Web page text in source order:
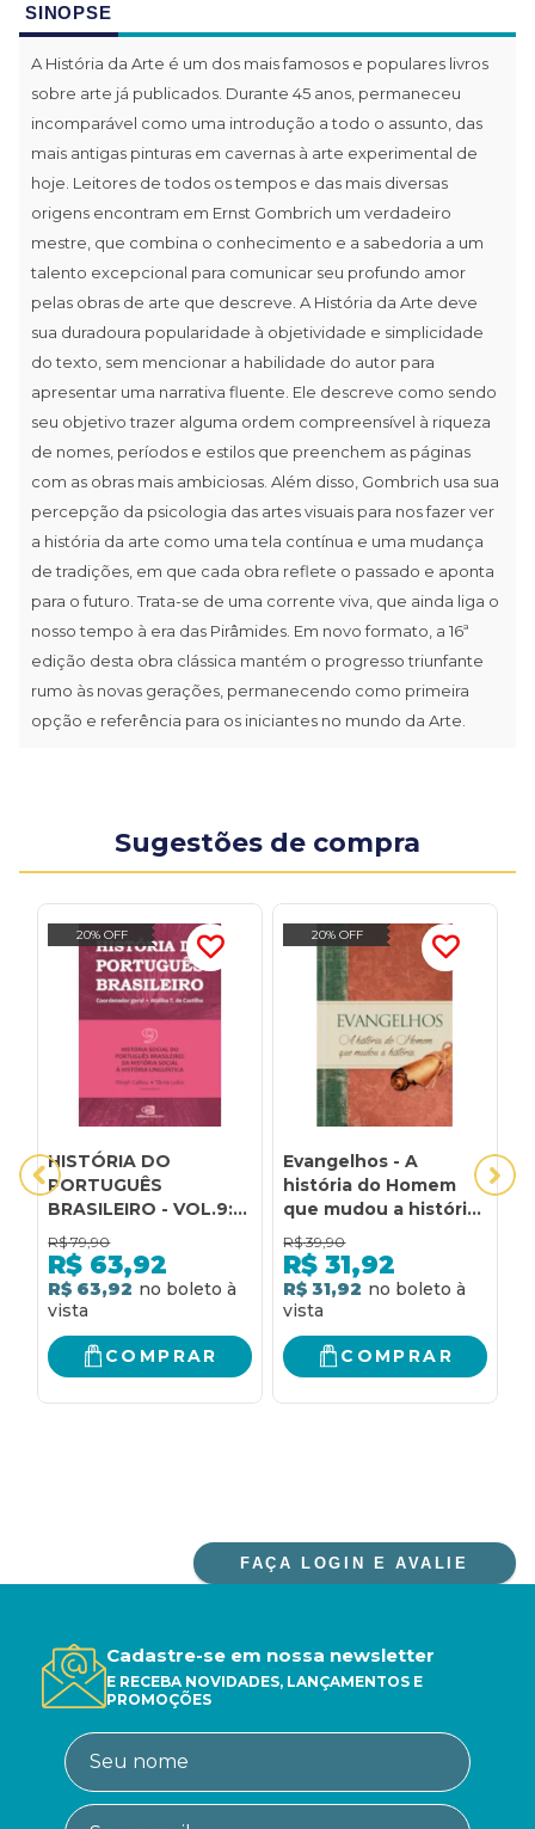
SINOPSE
A História da Arte é um dos mais famosos e populares livros
sobre arte já publicados. Durante 45 anos, permaneceu
incomparável como uma introdução a todo o assunto, das
mais antigas pinturas em cavernas à arte experimental de
hoje. Leitores de todos os tempos e das mais diversas
origens encontram em Ernst Gombrich um verdadeiro
mestre, que combina o conhecimento e a sabedoria a um
talento excepcional para comunicar seu profundo amor
pelas obras de arte que descreve. A História da Arte deve
sua duradoura popularidade à objetividade e simplicidade
do texto, sem mencionar a habilidade do autor para
apresentar uma narrativa fluente. Ele descreve como sendo
seu objetivo trazer alguma ordem compreensível à riqueza
de nomes, períodos e estilos que preenchem as páginas
com as obras mais ambiciosas. Além disso, Gombrich usa sua
percepção da psicologia das artes visuais para nos fazer ver
a história da arte como uma tela contínua e uma mudança
de tradições, em que cada obra reflete o passado e aponta
para o futuro. Trata-se de uma corrente viva, que ainda liga o
nosso tempo à era das Pirâmides. Em novo formato, a 16ª
edição desta obra clássica mantém o progresso triunfante
rumo às novas gerações, permanecendo como primeira
opção e referência para os iniciantes no mundo da Arte.
Sugestões de compra
20% OFF
HISTÓRIA DO
PORTUGUÊS
BRASILEIRO - VOL.9:
HISTÓRIA SOCIAL DO
PORTUGUÊS
BRASILEIRO: DA
HISTÓRIA SOCIAL À
LINGUÍSTICA
R$ 79,90
R$ 63,92
R$ 63,92
COMPRAR
20% OFF
Evangelhos - A
história do Homem
que mudou a história:
A história do homem
que mudou a história
R$ 39,90
R$ 31,92
R$ 31,92
COMPRAR
FAÇA LOGIN E AVALIE
Cadastre-se em nossa newsletter
E RECEBA NOVIDADES, LANÇAMENTOS E
PROMOÇÕES